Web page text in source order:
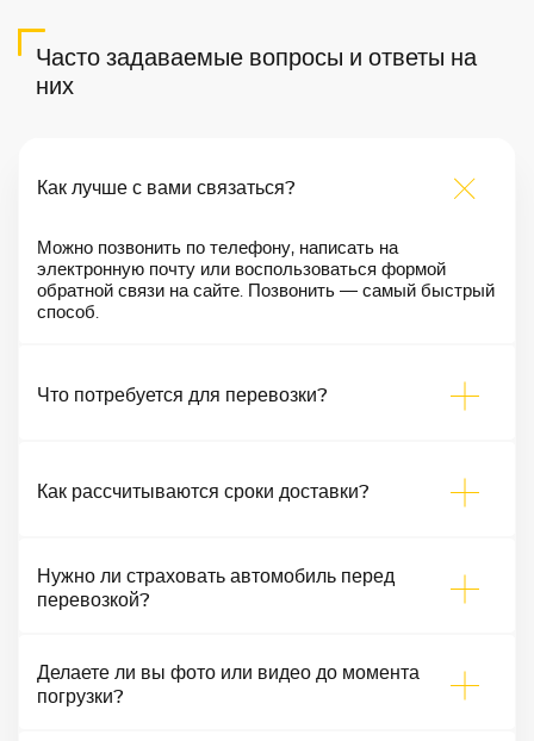
Часто задаваемые вопросы и ответы на
них
Как лучше с вами связаться?
Можно позвонить по телефону, написать на
электронную почту или воспользоваться формой
обратной связи на сайте. Позвонить — самый быстрый
способ.
Что потребуется для перевозки?
Как рассчитываются сроки доставки?
Нужно ли страховать автомобиль перед
перевозкой?
Делаете ли вы фото или видео до момента
погрузки?